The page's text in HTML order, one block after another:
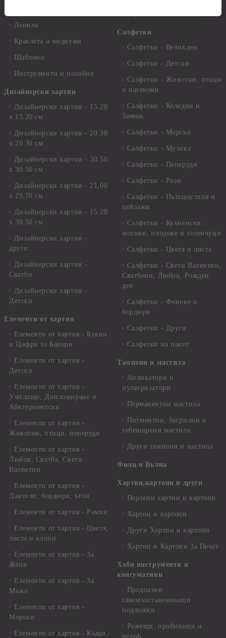
Лепила
Краклета и медиуми
Шаблони
Инструменти и пособия
Дизайнерски хартии
Дизайнерски хартии - 15.20
х 15.20 см.
Дизайнерски хартии - 20.30
х 20.30 см.
Дизайнерски хартии - 30.50
х 30.50 см.
Дизайнерски хартии - 21,00
х 29,70 см
Дизайнерски хартии - 15.20
x 30.50 см.
Дизайнерски хартии -
други
Дизайнерски хартии -
Сватби
Дизайнерски хартии -
Детски
Елементи от хартия
Елементи от хартия - Букви
и Цифри за Банери
Елементи от хартия -
Детски
Елементи от хартия -
Училище, Дипломиране и
Абитуриентски
Елементи от хартия -
Животни, птици, пеперуди
Елементи от хартия -
Любов, Сватба, Свети
Валентин
Елементи от хартия -
Дантели, бордюри, ъгли
Елементи от хартия - Рамки
Елементи от хартия - Цветя,
листа и клони
Елементи от хартия - За
Жени
Елементи от хартия - За
Мъже
Елементи от хартия -
Морски
Елементи от хартия - Къщи,
Салфетки
Салфетки - Великден
Салфетки - Детски
Салфетки - Животни, птици
и насекоми
Салфетки - Коледни и
Зимни
Салфетки - Морски
Салфетки - Музика
Салфетки - Пеперуди
Салфетки - Рози
Салфетки - Пътешествия и
пейзажи
Салфетки - Кухненски
мотиви, плодове и зеленчуци
Салфетки - Цветя и листа
Салфетки - Свети Валентин,
Сватбени, Любов, Рожден
ден
Салфетки - Фонове и
бордюри
Салфетки - Други
Салфетки на пакет
Тампони и мастила
Апликатори и
пулверизатори
Перманентни мастила
Пигментни, багрилни и
тебеширени мастила
Други тампони и мастила
Филц и Вълна
Хартии,картони и други
Перлени хартии и картони
Хартии и картони
Други Хартии и картони
Хартии и Картони За Печат
Хоби инструменти и
консумативи
Предпазни
самовъзстановяващи
подложки
Режещи, пробиващи и
релеф